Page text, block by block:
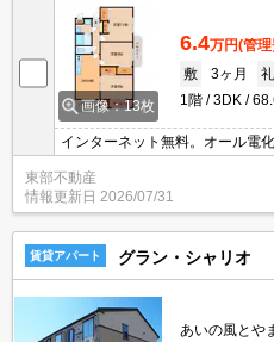
画像：13枚
6.4万円(管
敷
3ヶ月 礼
1階
3DK
インターネット無料。オール電
東部不動産
情報更新日 2026/07/31
賃貸アパート グラン・シャリオ
あいの風とや